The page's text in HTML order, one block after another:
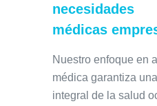
necesidades
médicas
Nuestro enfoque en
médica garantiza
integral de la salud